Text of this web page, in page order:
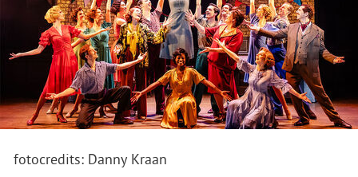
fotocredits: Danny Kraan